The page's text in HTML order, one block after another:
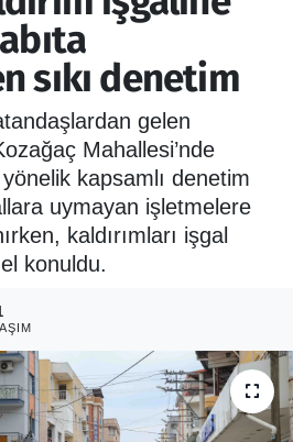
sıkı denetim
gelen
Mahallesi’nde
yönelik kapsamlı denetim
uymayan işletmelere
kaldırımları işgal
konuldu.
Haritası
Fikstür